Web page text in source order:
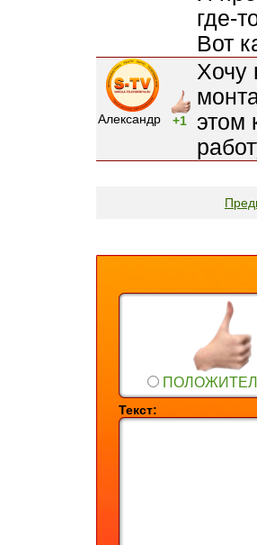
где-
Вот
Александр +1
Хочу
этом
Текст: